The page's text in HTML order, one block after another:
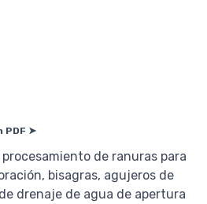
PDF ➤
de ranuras para
bisagras, agujeros de
drenaje de agua de apertura